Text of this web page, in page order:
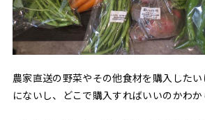
農家直送の野菜やその他食材を購入したい
にないし、どこで購入すればいいのかわか